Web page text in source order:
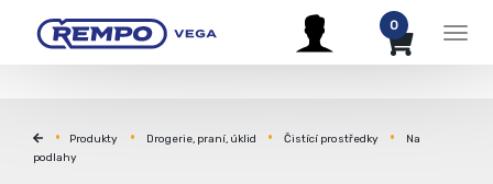
0
Produkty Drogerie, praní, úklid Čistící prostředky
Na
podlahy